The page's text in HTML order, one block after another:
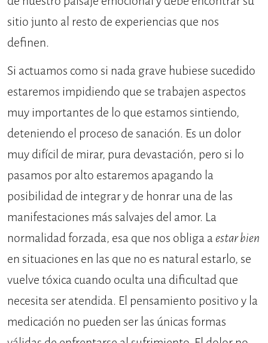
sitio junto al resto de experiencias que nos
definen.
Si actuamos como si nada grave hubiese sucedido
estaremos impidiendo que se trabajen aspectos
muy importantes de lo que estamos sintiendo,
deteniendo el proceso de sanación. Es un dolor
muy difícil de mirar, pura devastación, pero si lo
pasamos por alto estaremos apagando la
posibilidad de integrar y de honrar una de las
manifestaciones más salvajes del amor. La
normalidad forzada, esa que nos obliga aestar bien
en situaciones en las que no es natural estarlo, se
vuelve tóxica cuando oculta una dificultad que
necesita ser atendida. El pensamiento positivo y la
medicación no pueden ser las únicas formas